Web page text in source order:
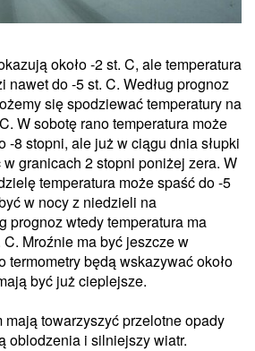
około -2 st. C, ale temperatura
do -5 st. C. Według prognoz
się spodziewać temperatury na
W sobotę rano temperatura może
-8 stopni, ale już w ciągu dnia słupki
granicach 2 stopni poniżej zera. W
temperatura może spaść do -5
w nocy z niedzieli na
prognoz wtedy temperatura ma
Mroźnie ma być jeszcze w
termometry będą wskazywać około
być już cieplejsze.
mają towarzyszyć przelotne opady
oblodzenia i silniejszy wiatr.